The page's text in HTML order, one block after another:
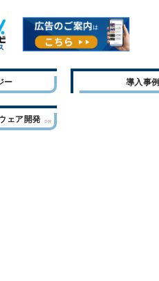
ー 導入事例
ェア開発